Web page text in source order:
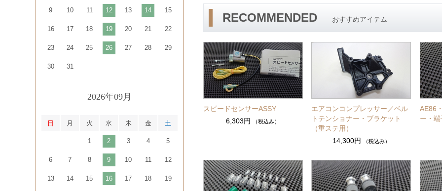
RECOMMENDED おすすめアイテム
スピードセンサーASSY
6,303円
（税込み）
エアコンコンプレッサー／ベル
トテンショナー・ブラケット
（重ステ用）
14,300円
（税込み）
AE86
ー・端
9 10 11 12 13 14 15
16 17 18 19 20 21 22
23 24 25 26 27 28 29
30 31
2026年09月
日 月 火 水 木 金 土
1 2 3 4 5
6 7 8 9 10 11 12
13 14 15 16 17 18 19